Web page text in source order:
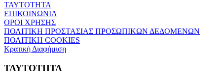
ΤΑΥΤΟΤΗΤΑ
ΕΠΙΚΟΙΝΩΝΙΑ
ΟΡΟΙ ΧΡΗΣΗΣ
ΠΟΛΙΤΙΚΗ ΠΡΟΣΤΑΣΙΑΣ ΠΡΟΣΩΠΙΚΩΝ ΔΕΔΟΜΕΝΩΝ
ΠΟΛΙΤΙΚΗ COOKIES
Κρατική Διαφήμιση
ΤΑΥΤΟΤΗΤΑ